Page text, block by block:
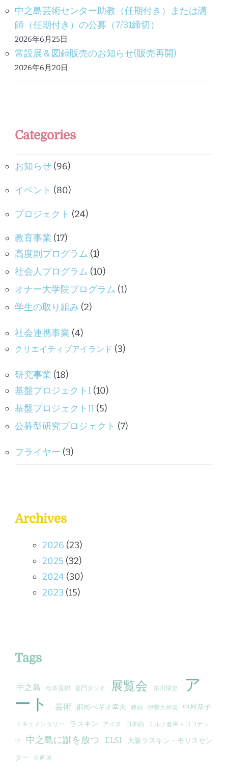
中之島芸術センター助教（任期付き）または講
師（任期付き）の公募（7/31締切）
2026年6月25日
常設展＆図録販売のお知らせ(販売再開)
2026年6月20日
Categories
お知らせ (96)
イベント (80)
プロジェクト (24)
教育事業 (17)
高度副プログラム (1)
社会人プログラム (10)
オナー大学院プログラム (1)
学生の取り組み (2)
社会連携事業 (4)
クリエイティブアイランド (3)
研究事業 (18)
基盤プロジェクトI (10)
基盤プロジェクトII (5)
公募型研究プロジェクト (7)
フライヤー (3)
Archives
2026 (23)
2025 (32)
2024 (30)
2023 (15)
Tags
中之島 松本直樹 嘉門タツオ 展覧会 糸川燿史
ア
ート
芸術 郡司ぺギオ幸夫 映画 伊勢大神楽 中村恭子
ドキュメンタリー ラスキン アイヌ 日本画 ミルク倉庫＋ココナッ
ツ 中之島に鼬を放つ ELSI
大阪ラスキン・モリスセン
ター
企画展